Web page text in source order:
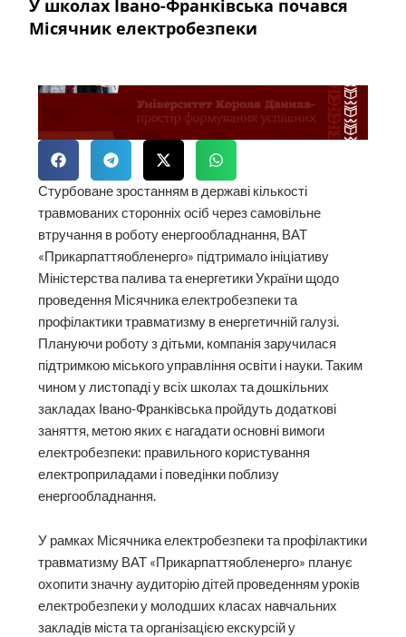
У школах Івано-Франківська почався
Місячник електробезпеки
Стурбоване зростанням в державі кількості
травмованих сторонніх осіб через самовільне
втручання в роботу енергообладнання, ВАТ
«Прикарпаттяобленерго» підтримало ініціативу
Міністерства палива та енергетики України щодо
проведення Місячника електробезпеки та
профілактики травматизму в енергетичній галузі.
Плануючи роботу з дітьми, компанія заручилася
підтримкою міського управління освіти і науки. Таким
чином у листопаді у всіх школах та дошкільних
закладах Івано-Франківська пройдуть додаткові
заняття, метою яких є нагадати основні вимоги
електробезпеки: правильного користування
електроприладами і поведінки поблизу
енергообладнання.
У рамках Місячника електробезпеки та профілактики
травматизму ВАТ «Прикарпаттяобленерго» планує
охопити значну аудиторію дітей проведенням уроків
електробезпеки у молодших класах навчальних
закладів міста та організацією екскурсій у